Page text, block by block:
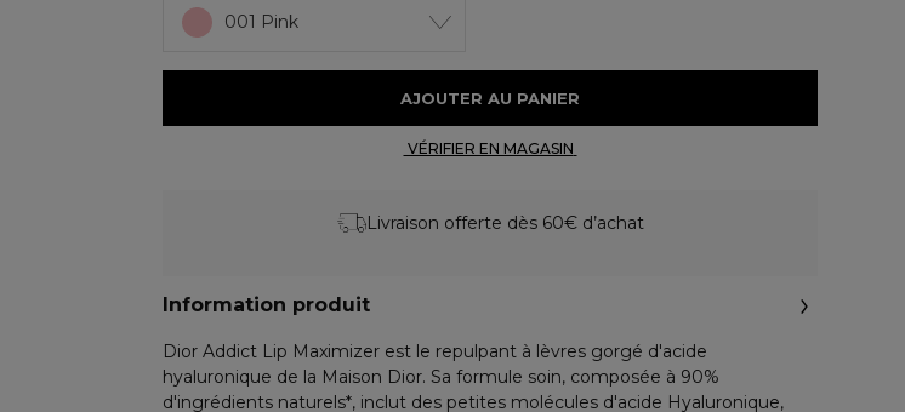
001 Pink
Livraison offerte dès 60€ d’achat
Information produit
Dior Addict Lip Maximizer est le repulpant à lèvres gorgé d'acide
hyaluronique de la Maison Dior. Sa formule soin, composée à 90%
d'ingrédients naturels*, inclut des petites molécules d'acide Hyaluronique,